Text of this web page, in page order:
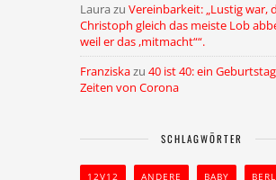
Laura zu Vereinbarkeit: „Lustig war,
Christoph gleich das meiste Lob
weil er das ,mitmacht““.
Franziskazu 40 ist 40: ein
Zeiten von Corona
SCHLAGWÖRTER
12V12 ANDERE BABY